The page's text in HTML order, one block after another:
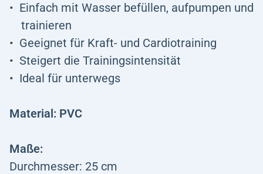
Einfach mit Wasser befüllen, aufpumpen und
trainieren
Geeignet für Kraft- und Cardiotraining
Steigert die Trainingsintensität
Ideal für unterwegs
Material: PVC
Maße:
Durchmesser: 25 cm